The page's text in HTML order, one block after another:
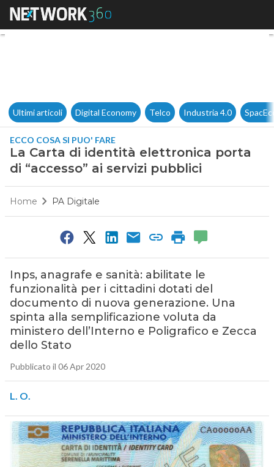
La Carta di identità
Ultimi articoli Digital Economy Telco Industria 4.0
ECCO COSA SI PUO' FARE
La Carta di identità elettronica porta
di “accesso” ai servizi pubblici
Home PA Digitale
Inps, anagrafe e sanità: abilitate le
funzionalità per i cittadini dotati del
documento di nuova generazione. Una
spinta alla semplificazione voluta da
ministero dell’Interno e Poligrafico e Zecca
dello Stato
Pubblicato il 06 Apr 2020
L. O.